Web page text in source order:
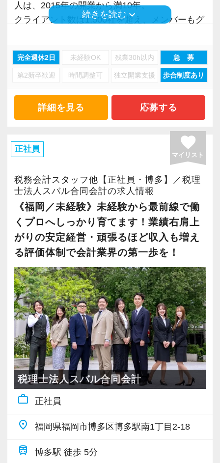
人は、2015年の開業から満10年。
クライアント数は1,500社を超え、メンバーもグ
チャー事務所です。
これまで私たちのサービスを評価、信頼いただ
いたお客様やパートナー様からのご紹介から、
出会いを重ね続けることができ、着実に業績を
伸ばしています。
私たちの組織の最大の資産であり価値の源泉は
一人ひとりが成長を続けることこそ、私たち自
身やクライアントのために一番重要であること
をみんなが理解しています。
これから組織がさらに成長していくために、
「困難はみんなで乗り越える」環境づくりにも
ますます取り組んでいくので、たとえ経験の浅
ご活躍いただけます。
◆チームで業務に取り組み、みんなで助け合
う社風です！
◆わからないことはすぐに聞けるメンバー間
の風通しの良さが自慢！
◆仕事やチームの課題にはみんなで解決に臨
みます！
私たち自身も設立から間もないベンチャー組織
です。
一人ひとりの振る舞いがこれからの組織のカル
チャーを作ります。
自分たちの手で、イチから会社組織を作ってい
続きを読む keyboard_arrow_down
完全週休2日 未経験OK 残業30h以内 急 募
第2新卒歓迎 時間調整可 独立開業支援 歩合制度あり
詳細を見る 応募する
正社員 favorite
マイリスト
税務会計スタッフ他【正社員・博多】／税理
士法人スバル合同会計の求人情報
《福岡／未経験》未経験から最前線で働
くプロへしっかり育てます！業績右肩上
がりの安定経営・頑張るほど収入も増え
る評価体制で会計業界の第一歩を！
税理士法人スバル合同会計
work_outline 正社員
place 福岡県福岡市博多区博多駅南1丁目2-18
train 博多駅 徒歩 5分